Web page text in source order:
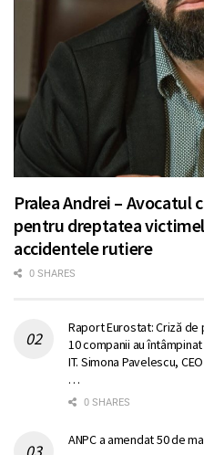
Pralea Andrei – Avocatul
pentru dreptatea
accidentele rutiere
0 SHARES
Raport Eurostat: Criză
10 companii au
IT. Simona Pavelescu,
…
0 SHARES
ANPC a amendat 50 de